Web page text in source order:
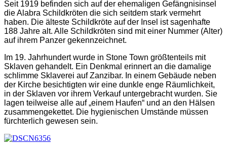
Seit 1919 befinden sich auf der ehemaligen Gefängnisinsel
die Alabra Schildkröten die sich seitdem stark vermehrt
haben. Die älteste Schildkröte auf der Insel ist sagenhafte
188 Jahre alt. Alle Schildkröten sind mit einer Nummer (Alter)
auf ihrem Panzer gekennzeichnet.
Im 19. Jahrhundert wurde in Stone Town größtenteils mit
Sklaven gehandelt. Ein Denkmal erinnert an die damalige
schlimme Sklaverei auf Zanzibar. In einem Gebäude neben
der Kirche besichtigten wir eine dunkle enge Räumlichkeit,
in der Sklaven vor ihrem Verkauf untergebracht wurden. Sie
lagen teilweise alle auf „einem Haufen“ und an den Hälsen
zusammengekettet. Die hygienischen Umstände müssen
fürchterlich gewesen sein.